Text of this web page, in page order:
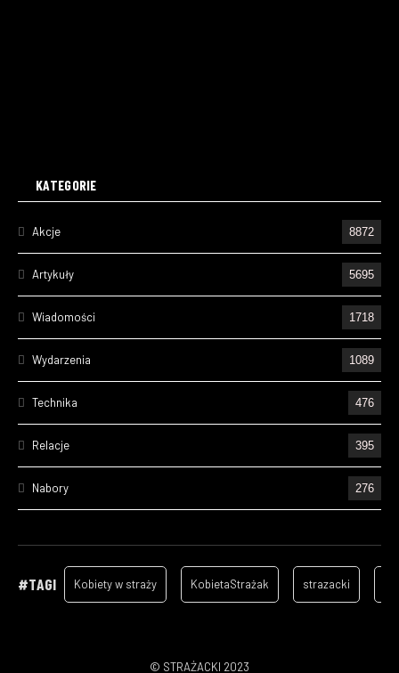
KATEGORIE
Akcje 8872
Artykuły 5695
Wiadomości 1718
Wydarzenia 1089
Technika 476
Relacje 395
Nabory 276
157
#TAGI Kobiety w straży KobietaStrażak strazacki
© STRAŻACKI 2023